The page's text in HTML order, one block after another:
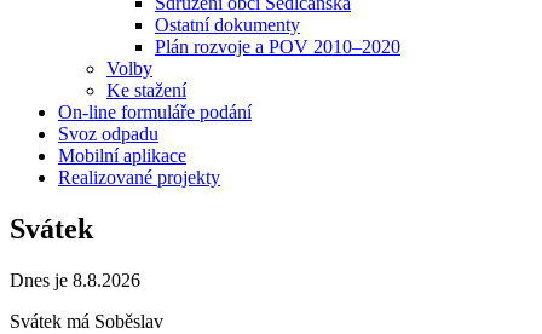
Ostatní dokumenty
Plán rozvoje a POV 2010–2020
Volby
Ke stažení
On-line formuláře podání
Svoz odpadu
Mobilní aplikace
Realizované projekty
Svátek
Dnes je 8.8.2026
Svátek má Soběslav